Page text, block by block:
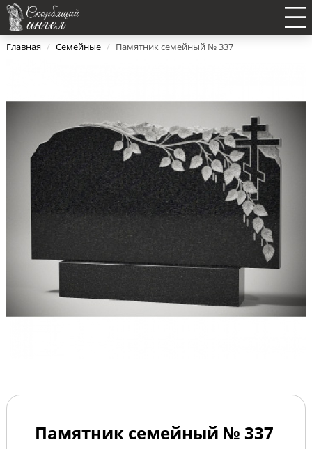
Главная / Семейные / Памятник семейный № 337
Памятник семейный № 337